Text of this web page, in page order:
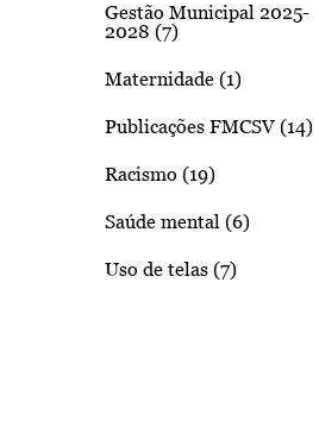
Gestão Municipal 2025-
2028 (7)
Maternidade (1)
Publicações FMCSV (14)
Racismo (19)
Saúde mental (6)
Uso de telas (7)